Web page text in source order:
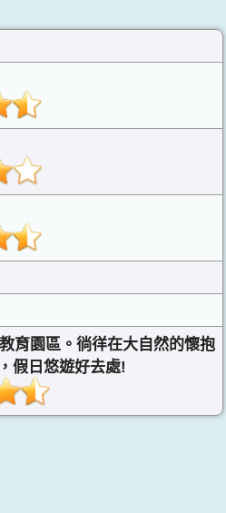
育園區。徜徉在大自然的懷抱
假日悠遊好去處!